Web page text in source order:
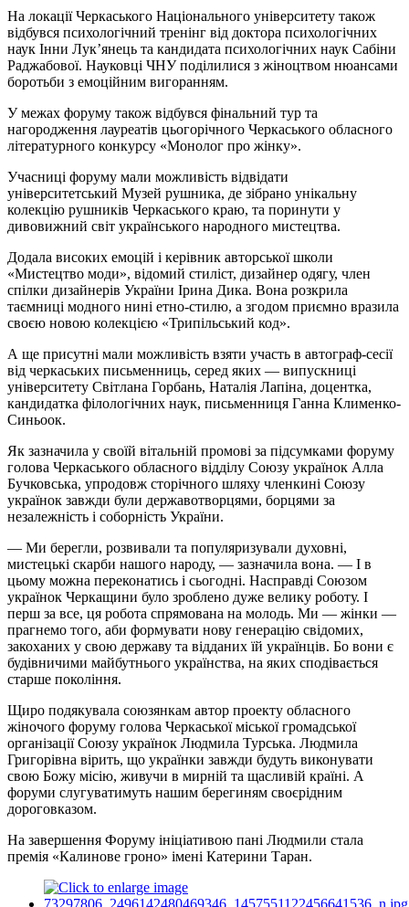
На локації Черкаського Національного університету також
відбувся психологічний тренінг від доктора психологічних
наук Інни Лук’янець та кандидата психологічних наук Сабіни
Раджабової. Науковці ЧНУ поділилися з жіноцтвом нюансами
боротьби з емоційним вигоранням.
У межах форуму також відбувся фінальний тур та
нагородження лауреатів цьогорічного Черкаського обласного
літературного конкурсу «Монолог про жінку».
Учасниці форуму мали можливість відвідати
університетський Музей рушника, де зібрано унікальну
колекцію рушників Черкаського краю, та поринути у
дивовижний світ українського народного мистецтва.
Додала високих емоцій і керівник авторської школи
«Мистецтво моди», відомий стиліст, дизайнер одягу, член
спілки дизайнерів України Ірина Дика. Вона розкрила
таємниці модного нині етно-стилю, а згодом приємно вразила
своєю новою колекцією «Трипільський код».
А ще присутні мали можливість взяти участь в автограф-сесії
від черкаських письменниць, серед яких — випускниці
університету Світлана Горбань, Наталія Лапіна, доцентка,
кандидатка філологічних наук, письменниця Ганна Клименко-
Синьоок.
Як зазначила у своїй вітальній промові за підсумками форуму
голова Черкаського обласного відділу Союзу українок Алла
Бучковська, упродовж сторічного шляху членкині Союзу
українок завжди були державотворцями, борцями за
незалежність і соборність України.
— Ми берегли, розвивали та популяризували духовні,
мистецькі скарби нашого народу, — зазначила вона. — І в
цьому можна переконатись і сьогодні. Насправді Союзом
українок Черкащини було зроблено дуже велику роботу. І
перш за все, ця робота спрямована на молодь. Ми — жінки —
прагнемо того, аби формувати нову генерацію свідомих,
закоханих у свою державу та відданих їй українців. Бо вони є
будівничими майбутнього українства, на яких сподівається
старше покоління.
Щиро подякувала союзянкам автор проекту обласного
жіночого форуму голова Черкаської міської громадської
організації Союзу українок Людмила Турська. Людмила
Григорівна вірить, що українки завжди будуть виконувати
свою Божу місію, живучи в мирній та щасливій країні. А
форуми слугуватимуть нашим берегиням своєрідним
дороговказом.
На завершення Форуму ініціативою пані Людмили стала
премія «Калинове гроно» імені Катерини Таран.